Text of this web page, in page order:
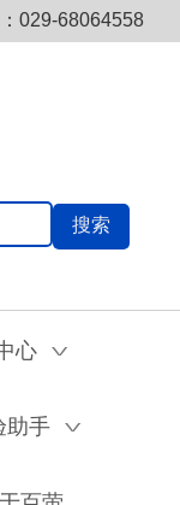
029-68064558
搜索
心 V
助手 V